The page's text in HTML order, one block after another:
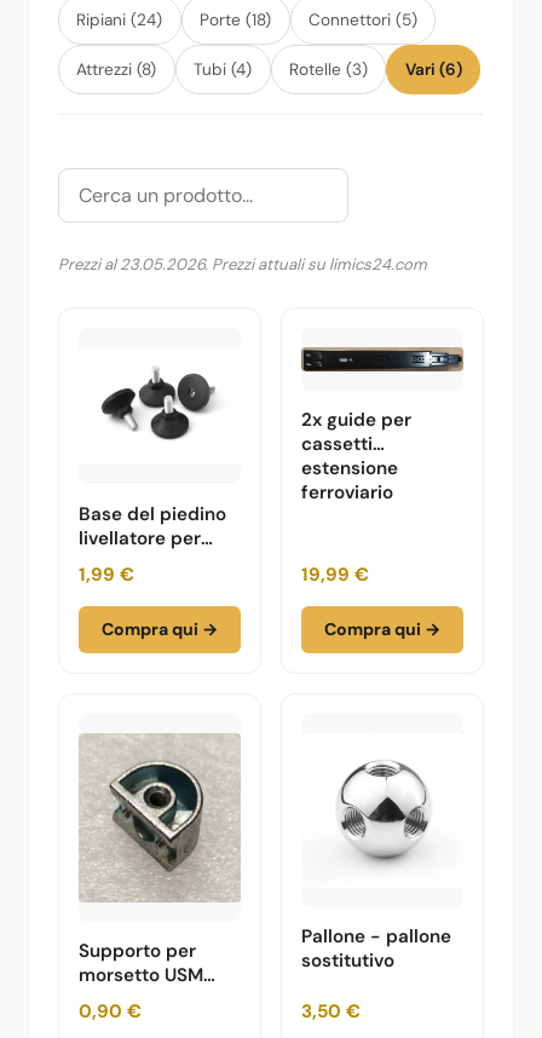
Ripiani (24) Porte (18) Connettori (5)
Attrezzi (8) Tubi (4) Rotelle (3) Vari (6)
Prezzi al 23.05.2026. Prezzi attuali su limics24.com
Base del piedino
livellatore per
mobili
1,99 €
Compra qui →
2x guide per
cassetti
estensione
ferroviario
19,99 €
Compra qui →
Supporto per
morsetto USM
Haller - Classico
del design
0,90 €
Pallone - pallone
sostitutivo
3,50 €